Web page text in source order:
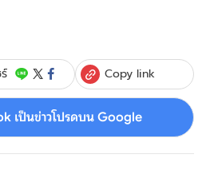
Copy link
เป็นข่าวโปรดบน Google